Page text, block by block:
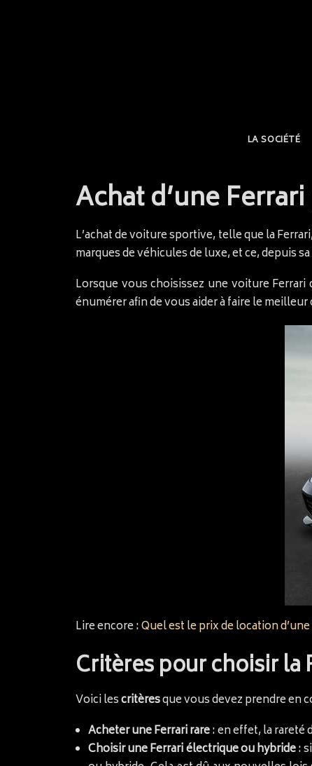
LA SOCIÉTÉ
Achat d’une
L’achat de voiture sportive, telle que la
marques de véhicules de luxe, et ce, depuis
Lorsque vous choisissez une voiture
énumérer afin de vous aider à faire le
Lire encore :Quel est le prix de location d’une
Critères pour choisir la
Voici lescritèresque vous devez prendre en
Acheter une Ferrari rare: en effet, la rareté
Choisir une Ferrari électrique ou hybride: